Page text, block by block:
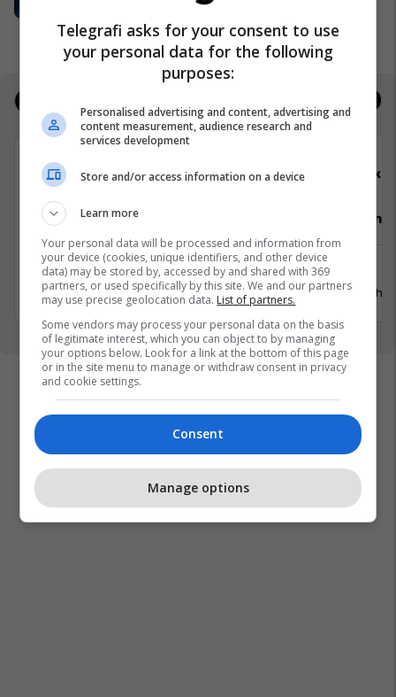
sektorin privat
UBT
Telegrafi
Video Editor/Kameraman (3 pozita)
Prishtinë
20 Korrik 2026
Punëtor në
20 Gusht
Telegrafi asks for your consent to use
your personal data for the following
purposes:
Personalised advertising and content, advertising and
content measurement, audience research and
services development
Store and/or access information on a device
Learn more
Your personal data will be processed and information from
your device (cookies, unique identifiers, and other device
data) may be stored by, accessed by and shared with 369
partners, or used specifically by this site. We and our partners
may use precise geolocation data. List of partners.
Some vendors may process your personal data on the basis
of legitimate interest, which you can object to by managing
your options below. Look for a link at the bottom of this page
or in the site menu to manage or withdraw consent in privacy
and cookie settings.
Consent
Manage options